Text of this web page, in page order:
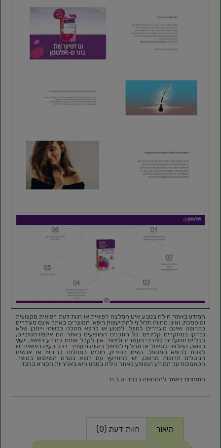
המידע באתר הילה בטבע אינו המלצה רפואית או חוות דעת רפואית מקצועית
ומוסמכת, ואינו מהווה תחליף להתייעצות רופא. המוצרים באתר אינם מוגדרים
כתרופה ואינם מוגדרים לטפל, למנוע או לרפא מחלה כלשהי וייתכן שלא
נבדקו במחקרים קליניים. כל התכנים המופיעים באתר הם אינפורמטיביים,
כלליים ומיועדים לצורכי העשרה ולימוד. אין לקבל אותם כמידע רפואי, ייעוץ
רפואי, המלצה לטיפול או תחליף לטיפול בהווה ובעתיד. בכל בעיה רפואית יש
לפנות לרופא המטפל. נשים בהיריון, חולים במחלות כרוניות או אנשים
הנוטלים תרופות מרשם, יש להתייעץ עם רופא בטרם השימוש במוצר.
הסתמכות על המידע המופיע באתר הילה בטבע היא באחריות הקורא בלבד.
התמונות באתר להמחשה בלבד. ט.ל.ח
תיאור חוות דעת (0)